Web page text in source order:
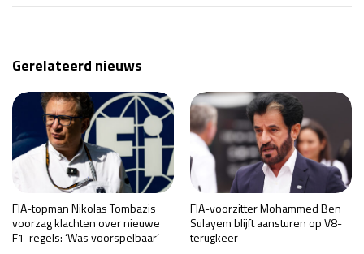
Gerelateerd nieuws
FIA-topman Nikolas Tombazis
voorzag klachten over nieuwe
F1-regels: ‘Was voorspelbaar’
FIA-voorzitter Mohammed Ben
Sulayem blijft aansturen op V8-
terugkeer